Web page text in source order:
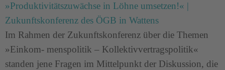
»Produktivitätszuwächse in Löhne umsetzen!« |
Zukunftskonferenz des ÖGB in Wattens
Im Rahmen der Zukunftskonferenz über die Themen
»Einkom- menspolitik – Kollektivvertragspolitik«
standen jene Fragen im Mittelpunkt der Diskussion, die